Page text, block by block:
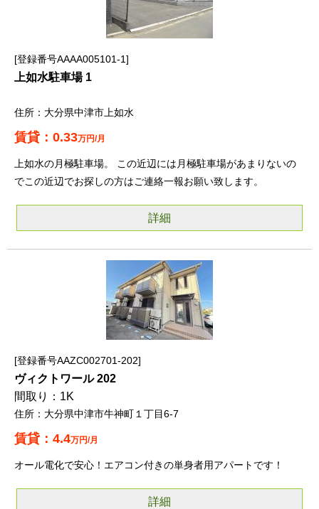
登録番号AAAA005101-1
上如水駐車場 1
大分県中津市上如水
0.33万円/月
上如水の月極駐車場。 この近辺には月極駐車場があまりないの
でこの近辺でお探しの方はご連絡一報お願い致します。
詳細
登録番号AAZC002701-202
ヴィクトワール 202
1K
大分県中津市牛神町１丁目6-7
4.4万円/月
オール電化で安心！エアコン付きの単身者用アパートです！
詳細